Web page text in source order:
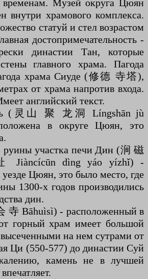
временам. Музей округа Цюян
внутри храмового комплекса.
статуй и стел возрастом
достопримечательность -
династии Тан, которые
главного храма. Пагода
храма Сиуде (修德 寺塔),
от храма напротив входа.
английский текст.
(灵山 聚 龙洞 Língshān jù
в округе Цюян, это
руины участка печи Дин (涧 磁
dìng yáo yízhǐ) -
Цюян, это было место, где
1300-х годов производились
дин.
寺 Bāhuìsì) - расположенный в
горный храм имеет большой
на нем сутрами от
Ци (550-577) до династии Суй
камень не в лучшей